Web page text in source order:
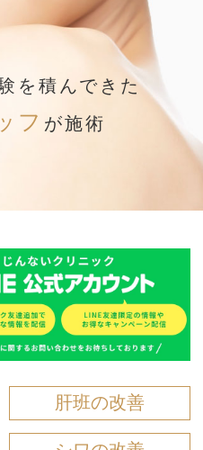
を積んできた
フ が施術
肝班の改善